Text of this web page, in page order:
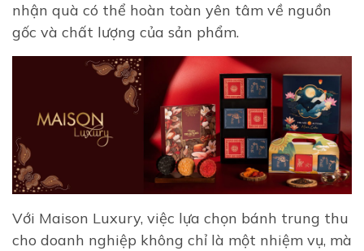
nhận quà có thể hoàn toàn yên tâm về nguồn
gốc và chất lượng của sản phẩm.
Với Maison Luxury, việc lựa chọn bánh trung thu
cho doanh nghiệp không chỉ là một nhiệm vụ, mà